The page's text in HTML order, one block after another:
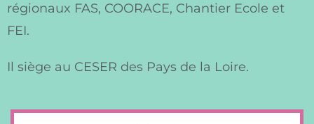
régionaux FAS, COORACE, Chantier Ecole et
FEI.
Il siège au CESER des Pays de la Loire.